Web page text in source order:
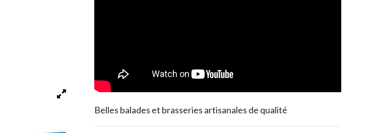
Belles balades et brasseries artisanales de qualité